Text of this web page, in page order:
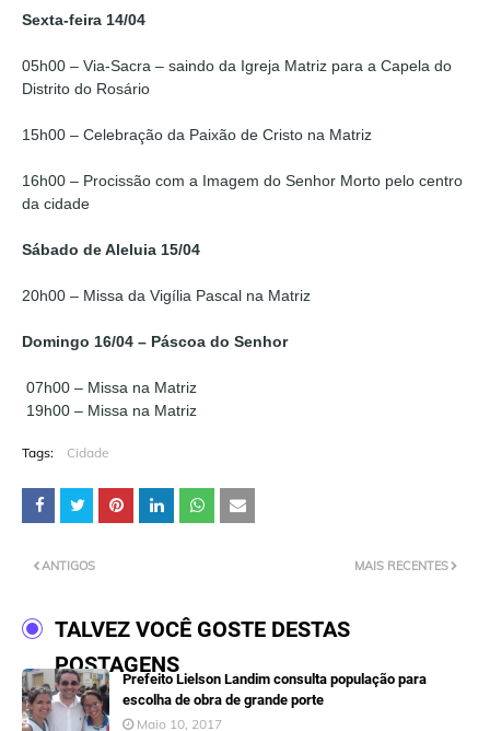
Sexta-feira 14/04
05h00 – Via-Sacra – saindo da Igreja Matriz para a Capela do
Distrito do Rosário
15h00 – Celebração da Paixão de Cristo na Matriz
16h00 – Procissão com a Imagem do Senhor Morto pelo centro
da cidade
Sábado de Aleluia 15/04
20h00 – Missa da Vigília Pascal na Matriz
Domingo 16/04 – Páscoa do Senhor
07h00 – Missa na Matriz
19h00 – Missa na Matriz
Tags: Cidade
MAIS RECENTES
ANTIGOS
TALVEZ VOCÊ GOSTE DESTAS
POSTAGENS
Prefeito Lielson Landim consulta população para
escolha de obra de grande porte
Maio 10, 2017